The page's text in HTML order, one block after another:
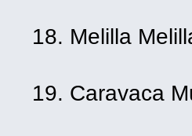
18. Melilla
19. Caravaca